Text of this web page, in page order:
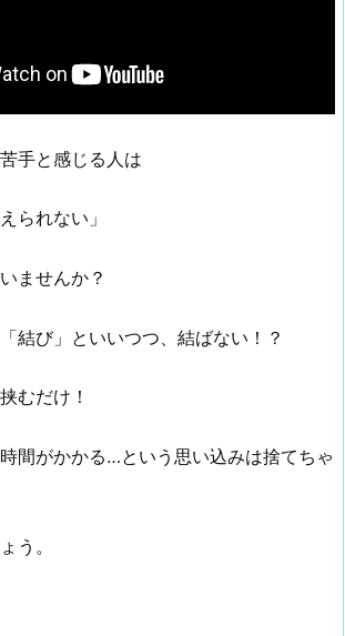
手と感じる人は
られない」
ませんか？
結び」といいつつ、結ばない！？
むだけ！
間がかかる…という思い込みは捨てちゃ
う。